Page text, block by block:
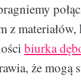
z
biurka
że mogą